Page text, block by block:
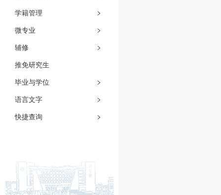
学籍管理
微专业
辅修
推免研究生
毕业与学位
语言文字
快捷查询